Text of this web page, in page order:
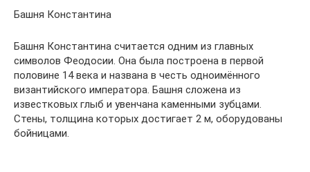
Башня Константина
Башня Константина считается одним из главных
символов Феодосии. Она была построена в первой
половине 14 века и названа в честь одноимённого
византийского императора. Башня сложена из
известковых глыб и увенчана каменными зубцами.
Стены, толщина которых достигает 2 м, оборудованы
бойницами.